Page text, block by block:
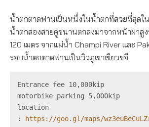
น้ำตกตาดฟานเป็นหนึ่งในน้ำตกที่สวยที่สุดใน
น้ำตกสองสายคู่ขนานตกลงมาจากหน้าผาสู
120 เมตร จากแม่น้ำ Champi River และ
รอบน้ำตกตาดฟานเป็นวิวภูเขาเขียวขจี
Entrance fee 10,000kip
motorbike parking 5,000kip
location
:
https://goo.gl/maps/